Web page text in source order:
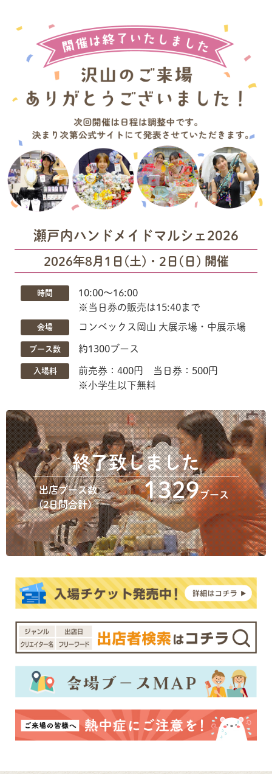
瀬戸内ハンドメイドマルシェ2026
2026年8月1日(土)・2日(日) 開催
時間
10:00〜16:00
※当日券の販売は15:40まで
会場 コンベックス岡山 大展示場・中展示場
ブース数 約1300ブース
入場料
前売券：400円 当日券：500円
※小学生以下無料
終了致しました
出店ブース数
(2日間合計)
1329ブース